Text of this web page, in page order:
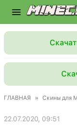
ГЛАВНАЯ » Скины для
22.07.2020, 09:51